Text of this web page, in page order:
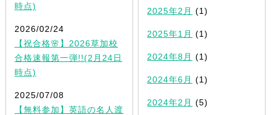
時点)
2026/02/24
【祝合格🌸】2026草加校
合格速報第一弾!!(2月24日
時点)
2025/07/08
【無料参加】英語の名人渡
2025年2月 (1)
2025年1月 (1)
2024年8月 (1)
2024年6月 (1)
2024年2月 (5)